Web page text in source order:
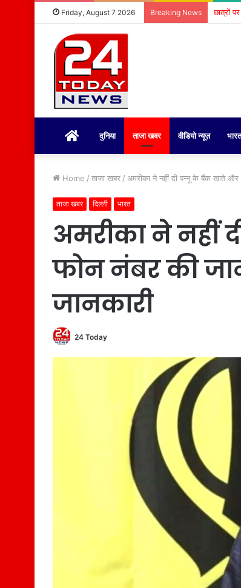
Friday, August 7 2026 Breaking News छात्रों
होम दुनिया ताजा खबर वीडियो न्यूज़ भारत
Home / ताजा खबर / अमरीका ने नहीं दी पन्नू के बैंक खाते और
ताजा खबर दिल्ली भारत
अमरीका ने नहीं
फोन नंबर की
जानकारी
24 Today